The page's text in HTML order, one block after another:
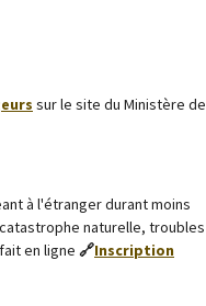
sur le site du Ministère de
à l'étranger durant moins
naturelle, troubles
en ligne 🔗Inscription